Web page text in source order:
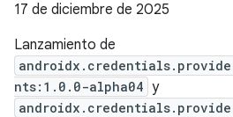
17 de diciembre de 2025
Lanzamiento de
nts:1.0.0-alpha04 y